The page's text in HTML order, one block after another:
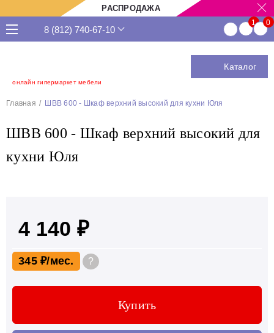
РАСПРОДАЖА
онлайн гипермаркет мебели
8 (812) 740-67-10
Каталог
Главная ШВВ 600 - Шкаф верхний высокий для кухни Юля
ШВВ 600 - Шкаф верхний высокий для
кухни Юля
4 140 ₽
345 ₽ ?
Купить